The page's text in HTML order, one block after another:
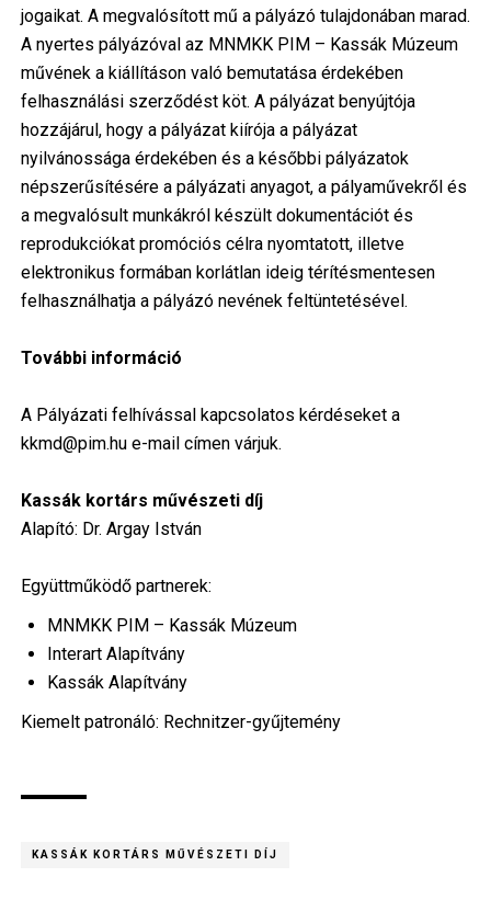
jogaikat. A megvalósított mű a pályázó tulajdonában marad.
A nyertes pályázóval az MNMKK PIM – Kassák Múzeum
művének a kiállításon való bemutatása érdekében
felhasználási szerződést köt. A pályázat benyújtója
hozzájárul, hogy a pályázat kiírója a pályázat
nyilvánossága érdekében és a későbbi pályázatok
népszerűsítésére a pályázati anyagot, a pályaművekről és
a megvalósult munkákról készült dokumentációt és
reprodukciókat promóciós célra nyomtatott, illetve
elektronikus formában korlátlan ideig térítésmentesen
felhasználhatja a pályázó nevének feltüntetésével.
További információ
A Pályázati felhívással kapcsolatos kérdéseket a
kkmd@pim.hu e-mail címen várjuk.
Kassák kortárs művészeti díj
Alapító: Dr. Argay István
Együttműködő partnerek:
MNMKK PIM – Kassák Múzeum
Interart Alapítvány
Kassák Alapítvány
Kiemelt patronáló: Rechnitzer-gyűjtemény
KASSÁK KORTÁRS MŰVÉSZETI DÍJ